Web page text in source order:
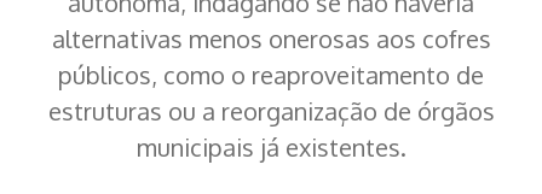
alternativas menos onerosas aos cofres
públicos, como o reaproveitamento de
estruturas ou a reorganização de órgãos
municipais já existentes.